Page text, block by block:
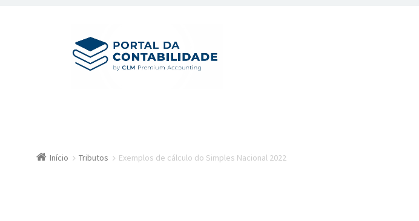
Início Tributos Exemplos de cálculo do Simples Nacional 2022